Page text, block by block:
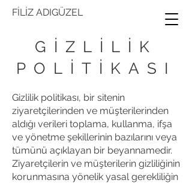
FİLİZ ADIGÜZEL
GİZLİLİK
POLİTİKASI
Gizlilik politikası, bir sitenin
ziyaretçilerinden ve müşterilerinden
aldığı verileri toplama, kullanma, ifşa
ve yönetme şekillerinin bazılarını veya
tümünü açıklayan bir beyannamedir.
Ziyaretçilerin ve müşterilerin gizliliğinin
korunmasına yönelik yasal gerekliliğin